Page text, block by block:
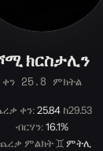
ክርስታሊን
ቀን 25.8 ምክትል
ቀን: 25.84ከ29.53
ብርሃን: 16.1%
ምልክት ♊ ምትሊ